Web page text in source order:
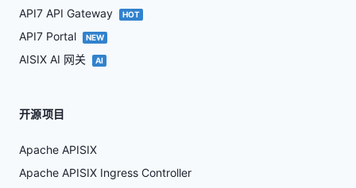
API7 API Gateway HOT
API7 Portal NEW
AISIX AI 网关 AI
开源项目
Apache APISIX
Apache APISIX Ingress Controller